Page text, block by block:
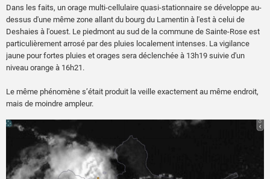
Dans les faits, un orage multi-cellulaire quasi-stationnaire se développe au-
dessus d'une même zone allant du bourg du Lamentin à l'est à celui de
Deshaies à l'ouest. Le piedmont au sud de la commune de Sainte-Rose est
particulièrement arrosé par des pluies localement intenses. La vigilance
jaune pour fortes pluies et orages sera déclenchée à 13h19 suivie d'un
niveau orange à 16h21.
Le même phénomène s’était produit la veille exactement au même endroit,
mais de moindre ampleur.